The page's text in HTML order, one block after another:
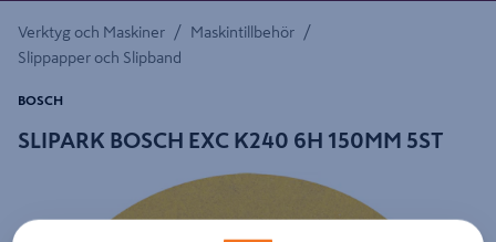
Verktyg och Maskiner / Maskintillbehör /
Slippapper och Slipband
SLIPARK BOSCH EXC K240 6H 150MM 5ST
BOSCH
Detaljerad beskrivning finns i produktbeskrivningsområdet